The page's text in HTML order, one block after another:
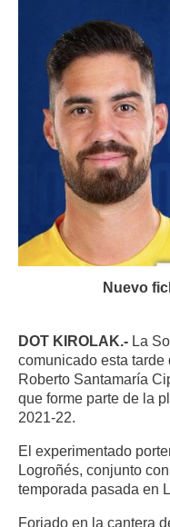
Nuevo
DOT KIROLAK.- La
comunicado esta
Roberto Santamaría
que forme parte de la
2021-22.
El experimentado
Logroñés, conjunto
temporada pasada en
Forjado en la cantera